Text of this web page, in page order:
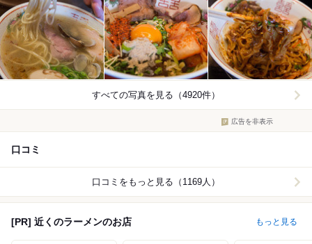
すべての写真を見る（4920件）
広告を非表示
口コミ
口コミをもっと見る（1169人）
[PR] 近くのラーメンのお店 もっと見る